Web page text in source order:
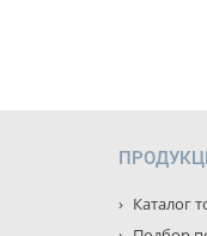
Каталог